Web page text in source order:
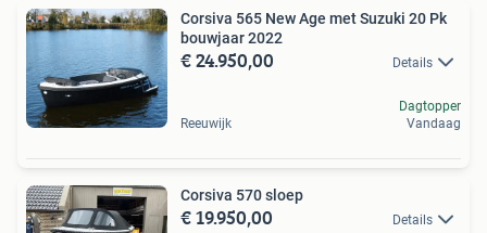
Corsiva 565 New Age met Suzuki 20 Pk
bouwjaar 2022
€ 24.950,00 Details
Reeuwijk
Dagtopper
Vandaag
Corsiva 570 sloep
€ 19.950,00 Details